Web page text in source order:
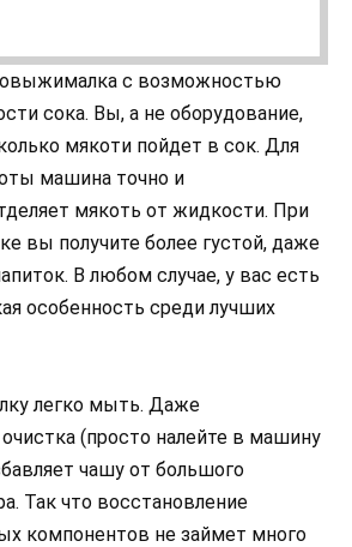
с возможностью
сока. Вы, а не оборудование,
мякоти пойдет в сок. Для
машина точно и
мякоть от жидкости. При
вы получите более густой, даже
В любом случае, у вас есть
особенность среди лучших
легко мыть. Даже
(просто налейте в машину
чашу от большого
Так что восстановление
компонентов не займет много